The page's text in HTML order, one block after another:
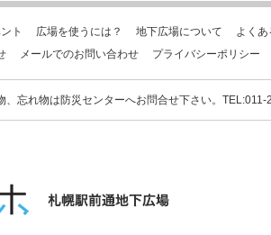
ト 広場を使うには？ 地下広場について
よく
メールでのお問い合わせ プライバシーポリシー
、忘れ物は防災センターへお問合せ下さい。